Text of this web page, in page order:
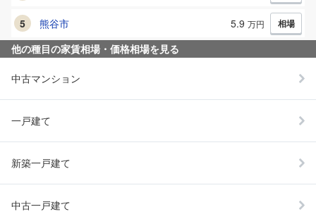
5 熊谷市 5.9 万円 相場
他の種目の家賃相場・価格相場を見る
中古マンション
一戸建て
新築一戸建て
中古一戸建て